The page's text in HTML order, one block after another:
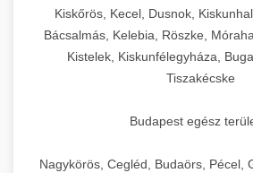
Kiskőrös, Kecel, Dusnok,
Bácsalmás, Kelebia, Röszke,
Kistelek, Kiskunfélegyháza,
Tiszakécske
Budapest egész
Nagykörös, Cegléd, Budaörs, Pécel,